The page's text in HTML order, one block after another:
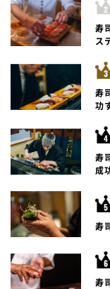
寿
ス
寿
功
寿
成
寿
寿